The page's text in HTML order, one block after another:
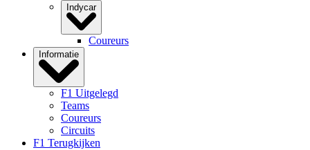
Indycar
Coureurs
Informatie
F1 Uitgelegd
Teams
Coureurs
Circuits
F1 Terugkijken